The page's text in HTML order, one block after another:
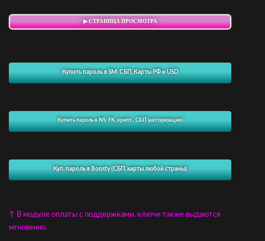
▶ СТРАНИЦА ПРОСМОТРА
Купить пароль в SM: СБП, Карты РФ и USD
Купить пароль в NS: FK, крипт., СБП (авторизация)
Куп. пароль в Boosty (СБП, карты любой страны)
↑ В модуле оплаты с поддержками, ключи также выдаются
мгновенно.